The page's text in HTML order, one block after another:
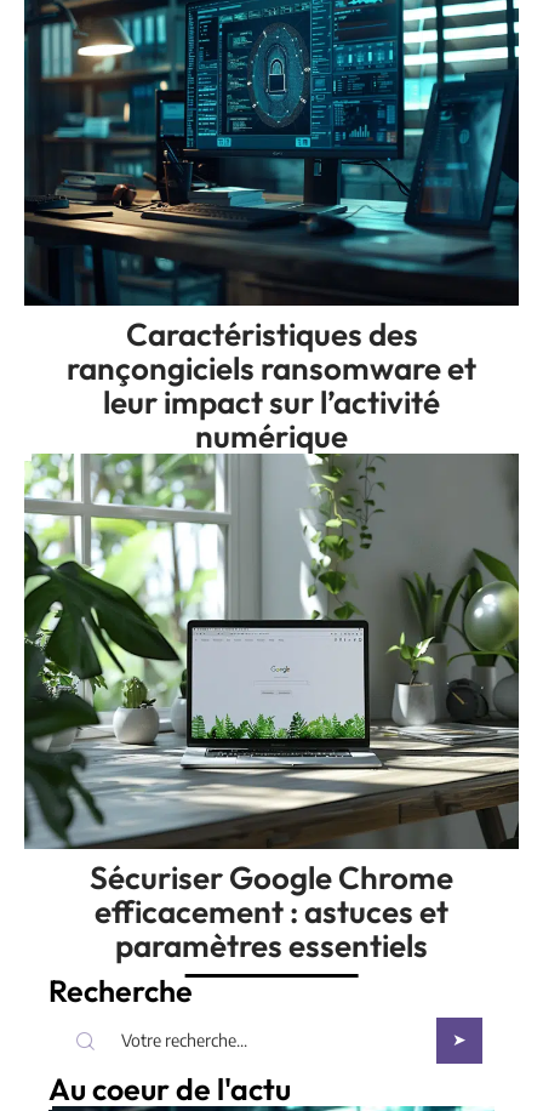
Caractéristiques des
rançongiciels ransomware et
leur impact sur l’activité
numérique
Sécuriser Google Chrome
efficacement : astuces et
paramètres essentiels
Recherche
Au coeur de l'actu